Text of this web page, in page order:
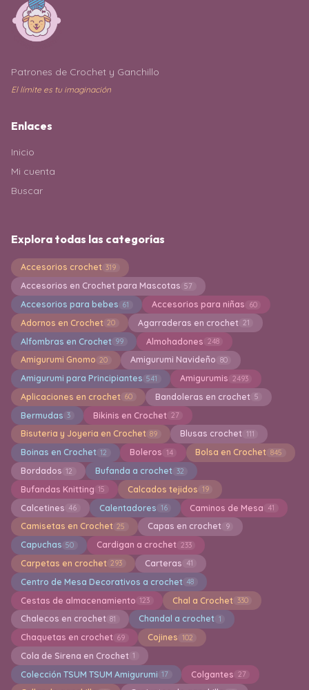
Patrones de Crochet y Ganchillo
El límite es tu imaginación
Enlaces
Inicio
Mi cuenta
Buscar
Explora todas las categorías
Accesorios crochet 319
Accesorios en Crochet para Mascotas 57
Accesorios para bebes 61 Accesorios para niñas 60
Adornos en Crochet 20 Agarraderas en crochet 21
Alfombras en Crochet 99 Almohadones 248
Amigurumi Gnomo 20 Amigurumi Navideño 80
Amigurumi para Principiantes 541 Amigurumis 2493
Aplicaciones en crochet 60 Bandoleras en crochet 5
Bermudas 3 Bikinis en Crochet 27
Bisuteria y Joyeria en Crochet 89 Blusas crochet 111
Boinas en Crochet 12 Boleros 14 Bolsa en Crochet 845
Bordados 12 Bufanda a crochet 32
Bufandas Knitting 15 Calcados tejidos 19
Calcetines 46 Calentadores 16 Caminos de Mesa 41
Camisetas en Crochet 25 Capas en crochet 9
Capuchas 50 Cardigan a crochet 233
Carpetas en crochet 293 Carteras 41
Centro de Mesa Decorativos a crochet 48
Cestas de almacenamiento 123 Chal a Crochet 330
Chalecos en crochet 81 Chandal a crochet 1
Chaquetas en crochet 69 Cojines 102
Cola de Sirena en Crochet 1
Colección TSUM TSUM Amigurumi 17 Colgantes 27